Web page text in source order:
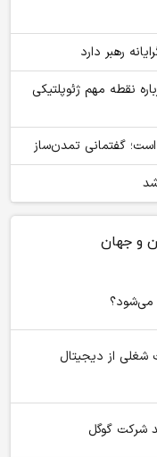
رهبر دارد
نقطه مهم ژئوپلتیکی
گفتمانی تمدن‌ساز
و جهان
می‌شود؟
شغلی از دیجیتال
شرکت گوگل